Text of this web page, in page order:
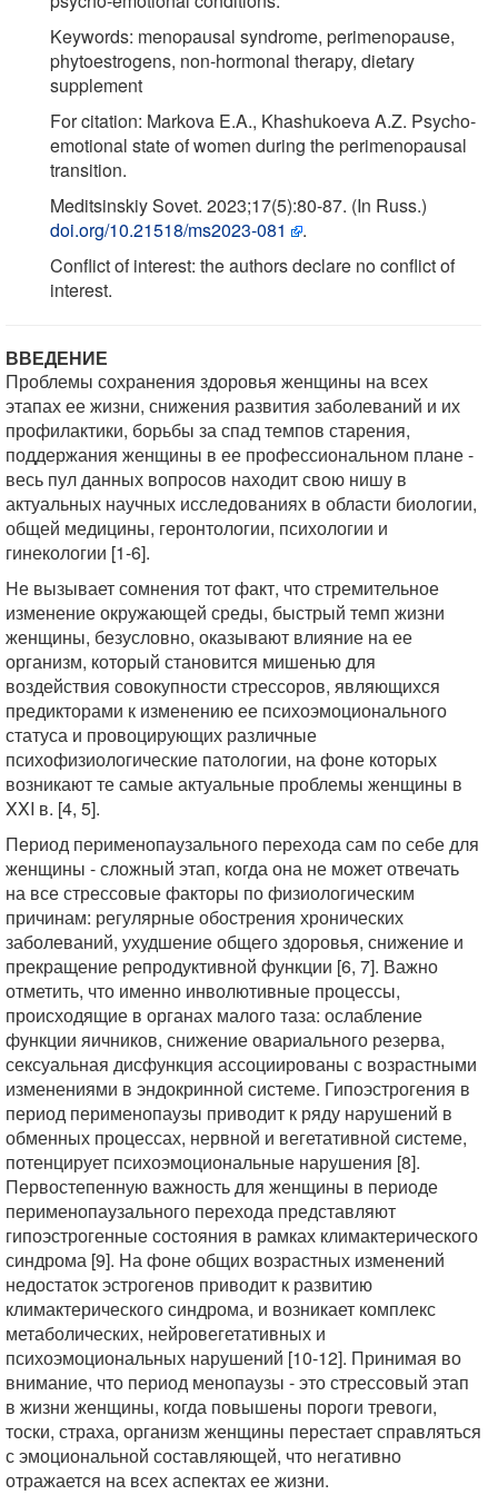
Keywords: menopausal syndrome, perimenopause,
phytoestrogens, non-hormonal therapy, dietary
supplement
For citation: Markova E.A., Khashukoeva A.Z. Psycho-
emotional state of women during the perimenopausal
transition.
Meditsinskiy Sovet. 2023;17(5):80-87. (In Russ.)
doi.org/10.21518/ms2023-081
.
Conflict of interest: the authors declare no conflict of
interest.
ВВЕДЕНИЕ
Проблемы сохранения здоровья женщины на всех
этапах ее жизни, снижения развития заболеваний и их
профилактики, борьбы за спад темпов старения,
поддержания женщины в ее профессиональном плане -
весь пул данных вопросов находит свою нишу в
актуальных научных исследованиях в области биологии,
общей медицины, геронтологии, психологии и
гинекологии [1-6].
Не вызывает сомнения тот факт, что стремительное
изменение окружающей среды, быстрый темп жизни
женщины, безусловно, оказывают влияние на ее
организм, который становится мишенью для
воздействия совокупности стрессоров, являющихся
предикторами к изменению ее психоэмоционального
статуса и провоцирующих различные
психофизиологические патологии, на фоне которых
возникают те самые актуальные проблемы женщины в
XXI в. [4, 5].
Период перименопаузального перехода сам по себе для
женщины - сложный этап, когда она не может отвечать
на все стрессовые факторы по физиологическим
причинам: регулярные обострения хронических
заболеваний, ухудшение общего здоровья, снижение и
прекращение репродуктивной функции [6, 7]. Важно
отметить, что именно инволютивные процессы,
происходящие в органах малого таза: ослабление
функции яичников, снижение овариального резерва,
сексуальная дисфункция ассоциированы с возрастными
изменениями в эндокринной системе. Гипоэстрогения в
период перименопаузы приводит к ряду нарушений в
обменных процессах, нервной и вегетативной системе,
потенцирует психоэмоциональные нарушения [8].
Первостепенную важность для женщины в периоде
перименопаузального перехода представляют
гипоэстрогенные состояния в рамках климактерического
синдрома [9]. На фоне общих возрастных изменений
недостаток эстрогенов приводит к развитию
климактерического синдрома, и возникает комплекс
метаболических, нейровегетативных и
психоэмоциональных нарушений [10-12]. Принимая во
внимание, что период менопаузы - это стрессовый этап
в жизни женщины, когда повышены пороги тревоги,
тоски, страха, организм женщины перестает справляться
с эмоциональной составляющей, что негативно
отражается на всех аспектах ее жизни.